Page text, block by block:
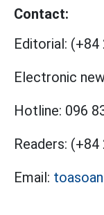
Contact:
Editorial: (+84
Electronic
Hotline: 096
Readers: (+84
Email: